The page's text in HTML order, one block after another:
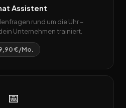
Assistent
rund um die Uhr –
Unternehmen trainiert.
€/Mo.
📅